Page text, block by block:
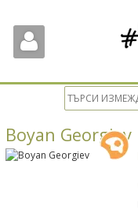
Boyan Georgiev